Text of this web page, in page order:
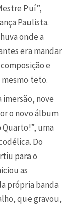
Puí”,
Paulista.
onde a
era mandar
e
teto.
imersão, nove
o novo álbum
uma
Do
para o
as
própria banda
que gravou,